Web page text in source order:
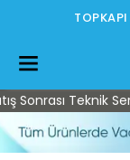
Teknik